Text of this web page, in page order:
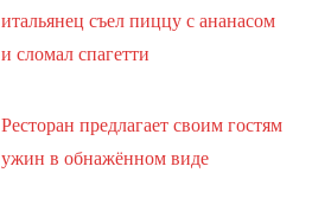
итальянец съел пиццу с ананасом
и сломал спагетти
Ресторан предлагает своим гостям
ужин в обнажённом виде